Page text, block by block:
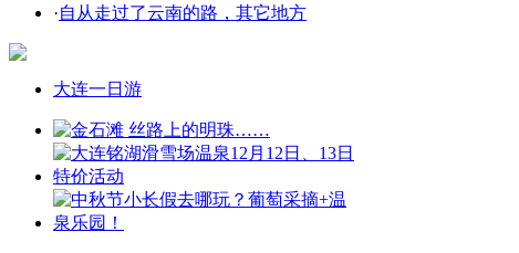
·自从走过了云南的路，其它地方
大连一日游